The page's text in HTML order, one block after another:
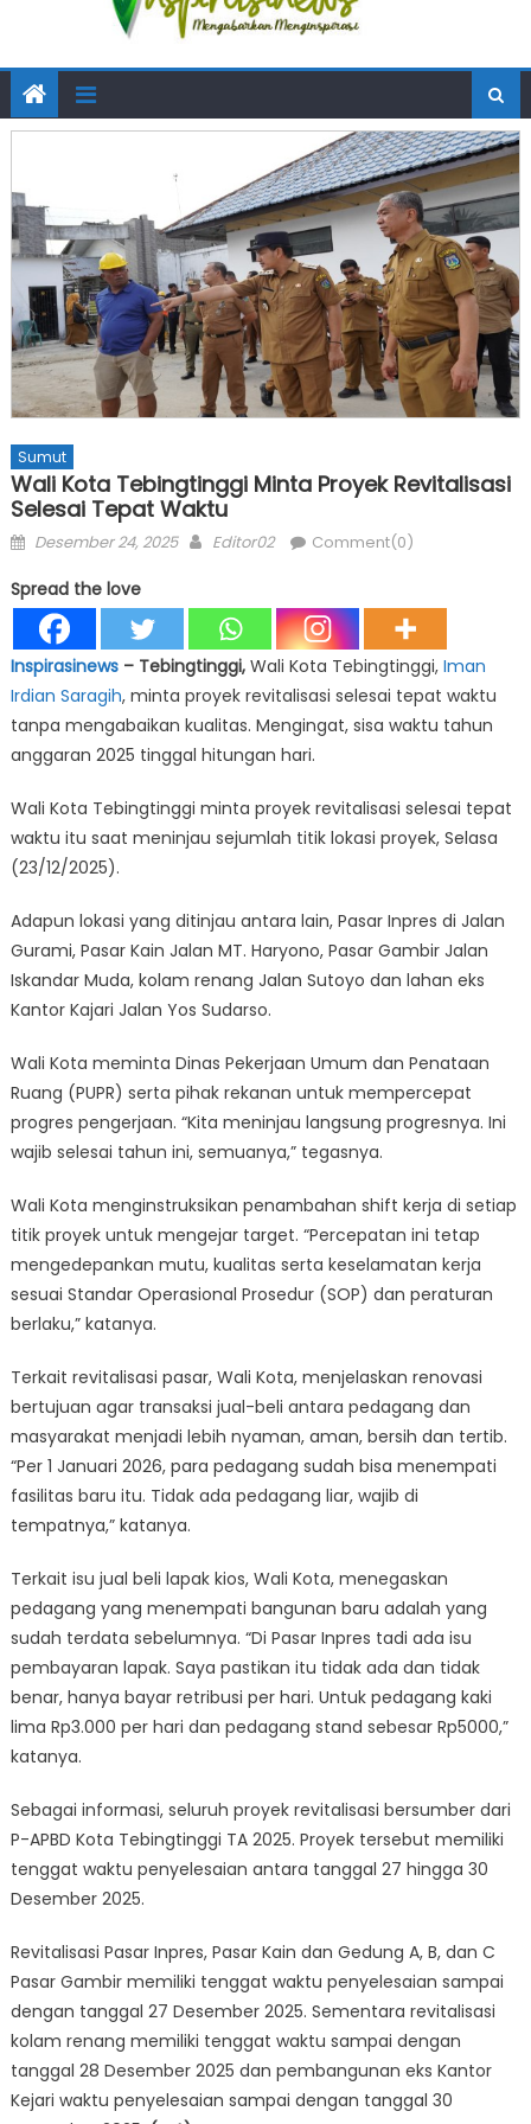
Sumut
Wali Kota Tebingtinggi Minta Proyek Revitalisasi
Selesai Tepat Waktu
Posted
Desember 24, 2025 Author
Editor02 Comment(0)
Spread the love
Inspirasinews – Tebingtinggi, Wali Kota Tebingtinggi, Iman
Irdian Saragih, minta proyek revitalisasi selesai tepat waktu
tanpa mengabaikan kualitas. Mengingat, sisa waktu tahun
anggaran 2025 tinggal hitungan hari.
Wali Kota Tebingtinggi minta proyek revitalisasi selesai tepat
waktu itu saat meninjau sejumlah titik lokasi proyek, Selasa
(23/12/2025).
Adapun lokasi yang ditinjau antara lain, Pasar Inpres di Jalan
Gurami, Pasar Kain Jalan MT. Haryono, Pasar Gambir Jalan
Iskandar Muda, kolam renang Jalan Sutoyo dan lahan eks
Kantor Kajari Jalan Yos Sudarso.
Wali Kota meminta Dinas Pekerjaan Umum dan Penataan
Ruang (PUPR) serta pihak rekanan untuk mempercepat
progres pengerjaan. “Kita meninjau langsung progresnya. Ini
wajib selesai tahun ini, semuanya,” tegasnya.
Wali Kota menginstruksikan penambahan shift kerja di setiap
titik proyek untuk mengejar target. “Percepatan ini tetap
mengedepankan mutu, kualitas serta keselamatan kerja
sesuai Standar Operasional Prosedur (SOP) dan peraturan
berlaku,” katanya.
Terkait revitalisasi pasar, Wali Kota, menjelaskan renovasi
bertujuan agar transaksi jual-beli antara pedagang dan
masyarakat menjadi lebih nyaman, aman, bersih dan tertib.
“Per 1 Januari 2026, para pedagang sudah bisa menempati
fasilitas baru itu. Tidak ada pedagang liar, wajib di
tempatnya,” katanya.
Terkait isu jual beli lapak kios, Wali Kota, menegaskan
pedagang yang menempati bangunan baru adalah yang
sudah terdata sebelumnya. “Di Pasar Inpres tadi ada isu
pembayaran lapak. Saya pastikan itu tidak ada dan tidak
benar, hanya bayar retribusi per hari. Untuk pedagang kaki
lima Rp3.000 per hari dan pedagang stand sebesar Rp5000,”
katanya.
Sebagai informasi, seluruh proyek revitalisasi bersumber dari
P-APBD Kota Tebingtinggi TA 2025. Proyek tersebut memiliki
tenggat waktu penyelesaian antara tanggal 27 hingga 30
Desember 2025.
Revitalisasi Pasar Inpres, Pasar Kain dan Gedung A, B, dan C
Pasar Gambir memiliki tenggat waktu penyelesaian sampai
dengan tanggal 27 Desember 2025. Sementara revitalisasi
kolam renang memiliki tenggat waktu sampai dengan
tanggal 28 Desember 2025 dan pembangunan eks Kantor
Kejari waktu penyelesaian sampai dengan tanggal 30